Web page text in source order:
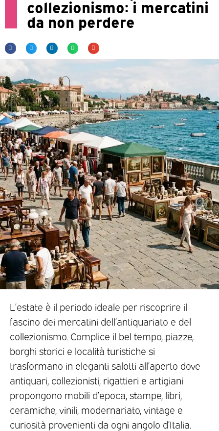
collezionismo: i mercatini
da non perdere
L’estate è il periodo ideale per riscoprire il
fascino dei mercatini dell’antiquariato e del
collezionismo. Complice il bel tempo, piazze,
borghi storici e località turistiche si
trasformano in eleganti salotti all’aperto dove
antiquari, collezionisti, rigattieri e artigiani
propongono mobili d’epoca, stampe, libri,
ceramiche, vinili, modernariato, vintage e
curiosità provenienti da ogni angolo d’Italia.